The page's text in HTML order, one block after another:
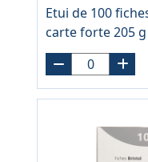
Etui de 100
carte forte 205
7,5x12,5 cm